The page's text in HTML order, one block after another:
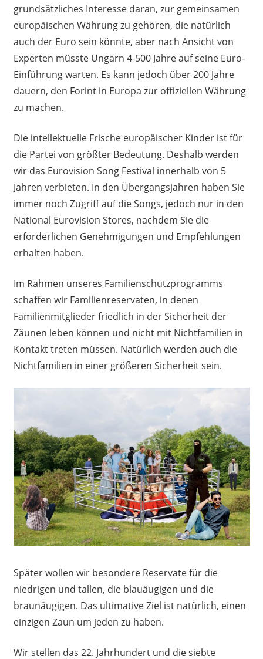
grundsätzliches Interesse daran, zur gemeinsamen
europäischen Währung zu gehören, die natürlich
auch der Euro sein könnte, aber nach Ansicht von
Experten müsste Ungarn 4-500 Jahre auf seine Euro-
Einführung warten. Es kann jedoch über 200 Jahre
dauern, den Forint in Europa zur offiziellen Währung
zu machen.
Die intellektuelle Frische europäischer Kinder ist für
die Partei von größter Bedeutung. Deshalb werden
wir das Eurovision Song Festival innerhalb von 5
Jahren verbieten. In den Übergangsjahren haben Sie
immer noch Zugriff auf die Songs, jedoch nur in den
National Eurovision Stores, nachdem Sie die
erforderlichen Genehmigungen und Empfehlungen
erhalten haben.
Im Rahmen unseres Familienschutzprogramms
schaffen wir Familienreservaten, in denen
Familienmitglieder friedlich in der Sicherheit der
Zäunen leben können und nicht mit Nichtfamilien in
Kontakt treten müssen. Natürlich werden auch die
Nichtfamilien in einer größeren Sicherheit sein.
Später wollen wir besondere Reservate für die
niedrigen und tallen, die blauäugigen und die
braunäugigen. Das ultimative Ziel ist natürlich, einen
einzigen Zaun um jeden zu haben.
Wir stellen das 22. Jahrhundert und die siebte